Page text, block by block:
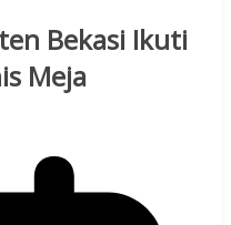
Bekasi Ikuti
Meja